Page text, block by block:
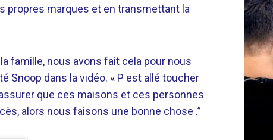
propres marques et en transmettant la
famille, nous avons fait cela pour nous
Snoop dans la vidéo. « P est allé toucher
que ces maisons et ces personnes
alors nous faisons une bonne chose .”